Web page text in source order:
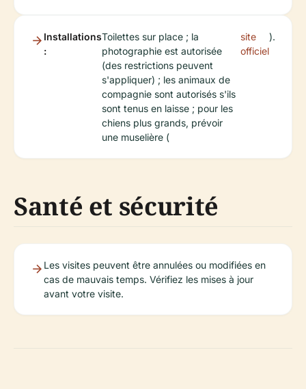
Installations
:
Toilettes sur place ; la
photographie est autorisée
(des restrictions peuvent
s'appliquer) ; les animaux de
compagnie sont autorisés s'ils
sont tenus en laisse ; pour les
chiens plus grands, prévoir
une muselière (
site
officiel
).
Santé et sécurité
Les visites peuvent être annulées ou modifiées en
cas de mauvais temps. Vérifiez les mises à jour
avant votre visite.